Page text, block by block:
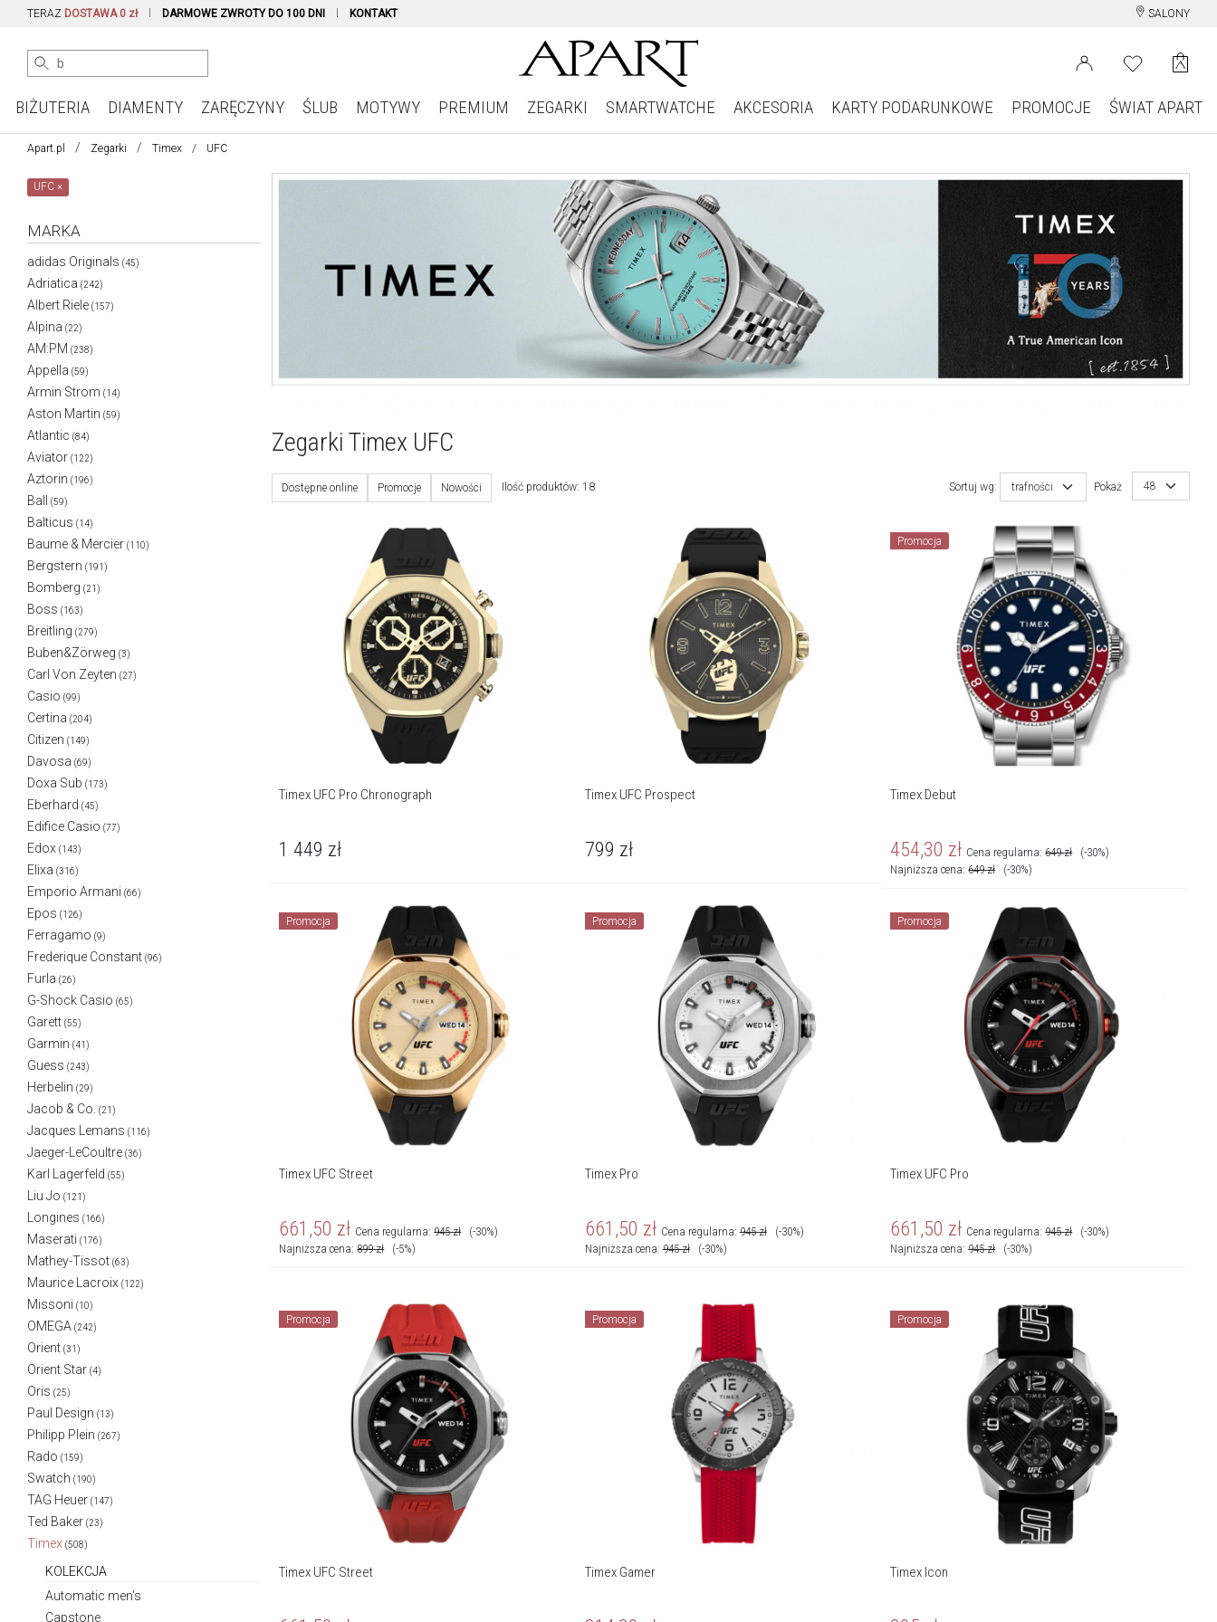
TERAZ DOSTAWA 0 zł DARMOWE ZWROTY DO 100 DNI KONTAKT SALONY
BIŻUTERIA DIAMENTY ZARĘCZYNY ŚLUB MOTYWY PREMIUM ZEGARKI SMARTWATCHE AKCESORIA KARTY PODARUNKOWE PROMOCJE ŚWIAT APART
Apart.pl Zegarki Timex UFC
UFC×
MARKA
adidas Originals (45)
Adriatica (242)
Albert Riele (157)
Alpina (22)
AM:PM (238)
Appella (59)
Armin Strom (14)
Aston Martin (59)
Atlantic (84)
Aviator (122)
Aztorin (196)
Ball (59)
Balticus (14)
Baume & Mercier (110)
Bergstern (191)
Bomberg (21)
Boss (163)
Breitling (279)
Buben&Zörweg (3)
Carl Von Zeyten (27)
Casio (99)
Certina (204)
Citizen (149)
Davosa (69)
Doxa Sub (173)
Eberhard (45)
Edifice Casio (77)
Edox (143)
Elixa (316)
Emporio Armani (66)
Epos (126)
Ferragamo (9)
Frederique Constant (96)
Furla (26)
G-Shock Casio (65)
Garett (55)
Garmin (41)
Guess (243)
Herbelin (29)
Jacob & Co. (21)
Jacques Lemans (116)
Jaeger-LeCoultre (36)
Karl Lagerfeld (55)
Liu Jo (121)
Longines (166)
Maserati (176)
Mathey-Tissot (63)
Maurice Lacroix (122)
Missoni (10)
OMEGA (242)
Orient (31)
Orient Star (4)
Oris (25)
Paul Design (13)
Philipp Plein (267)
Rado (159)
Swatch (190)
TAG Heuer (147)
Ted Baker (23)
Timex (508)
KOLEKCJA
Automatic men's
Capstone
Zegarki Timex UFC
Sortuj wg: trafności Pokaż 48
Dostępne online Promocje Nowości Ilość produktów: 18
Timex UFC Pro Chronograph
1 449 zł
Timex UFC Prospect
799 zł
Promocja
Timex Debut
454,30 zł Cena regularna:649 zł
(-30%)
Najniższa cena:649 zł (-30%)
Promocja
Timex UFC Street
661,50 zł Cena regularna:945 zł
(-30%)
Najniższa cena:899 zł (-5%)
Promocja
Timex Pro
661,50 zł Cena regularna:945 zł
(-30%)
Najniższa cena:945 zł (-30%)
Promocja
Timex UFC Pro
661,50 zł Cena regularna:945 zł
(-30%)
Najniższa cena:945 zł (-30%)
Promocja
Timex UFC Street
Promocja
Timex Gamer
Promocja
Timex Icon